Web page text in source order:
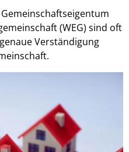
(WEG) sind oft
Verständigung